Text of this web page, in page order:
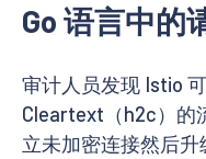
Go 语言中的
审计人员发现 Istio
Cleartext（h2c）的
立未加密连接然后升